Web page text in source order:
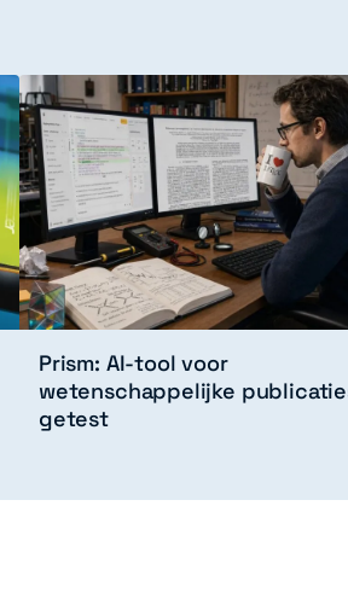
Prism: AI-tool voor
wetenschappelijke
getest